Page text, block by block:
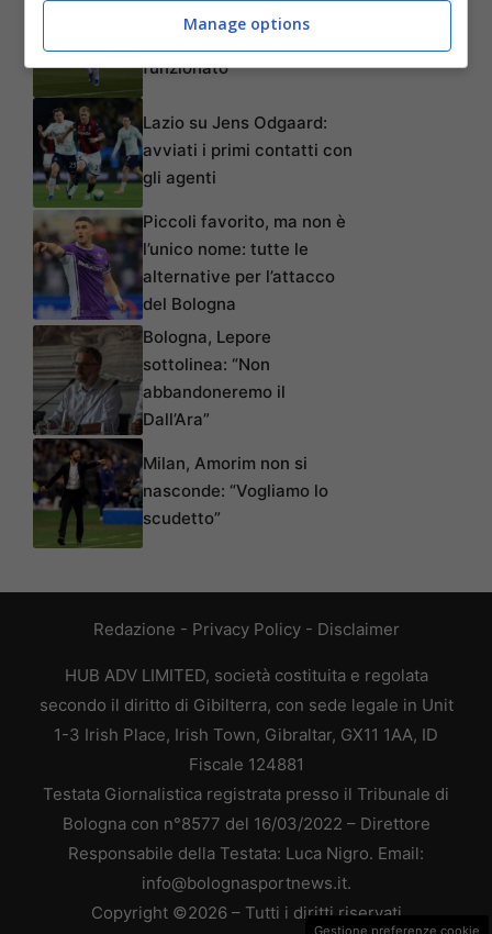
Bologna-Dallinga: un
binomio che non ha
funzionato
Lazio su Jens Odgaard:
avviati i primi contatti con
gli agenti
Piccoli favorito, ma non è
l’unico nome: tutte le
alternative per l’attacco
del Bologna
Bologna, Lepore
sottolinea: “Non
abbandoneremo il
Dall’Ara”
Milan, Amorim non si
nasconde: “Vogliamo lo
scudetto”
Redazione - Privacy Policy- Disclaimer
HUB ADV LIMITED, società costituita e regolata
secondo il diritto di Gibilterra, con sede legale in Unit
1-3 Irish Place, Irish Town, Gibraltar, GX11 1AA, ID
Fiscale 124881
Testata Giornalistica registrata presso il Tribunale di
Bologna con n°8577 del 16/03/2022 – Direttore
Responsabile della Testata: Luca Nigro. Email:
info@bolognasportnews.it.
Copyright ©2026 – Tutti i diritti riservati
Gestione preferenze cookie
Manage options